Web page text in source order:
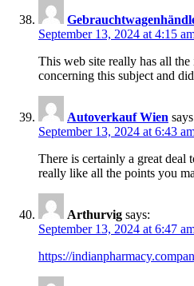
September 13, 2024 at 4:15
This web site really has all
concerning this subject and
Autoverkauf Wien
September 13, 2024 at 6:43
There is certainly a great deal
really like all the points you
Arthurvig says:
September 13, 2024 at 6:47
https://